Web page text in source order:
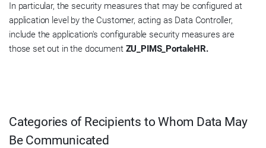
In particular, the security measures that may be configured at
application level by the Customer, acting as Data Controller,
include the application's configurable security measures are
those set out in the document ZU_PIMS_PortaleHR.
Categories of Recipients to Whom Data May
Be Communicated